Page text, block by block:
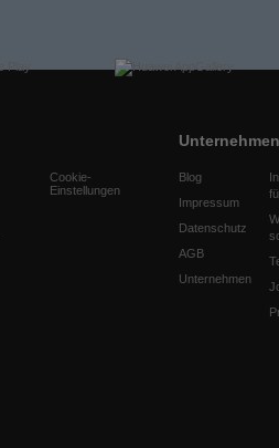
Cookie-
Einstellungen
Unternehmen
Blog
Impressum
Datenschutz
AGB
Unternehmen